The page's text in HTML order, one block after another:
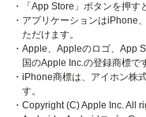
・「App Store」ボタンを押す
・アプリケーションはiPhone
ただけます。
・Apple、Appleのロゴ、App
国のApple Inc.の登録商標で
・iPhone商標は、アイホン株
す。
・Copyright (C) Apple Inc. All